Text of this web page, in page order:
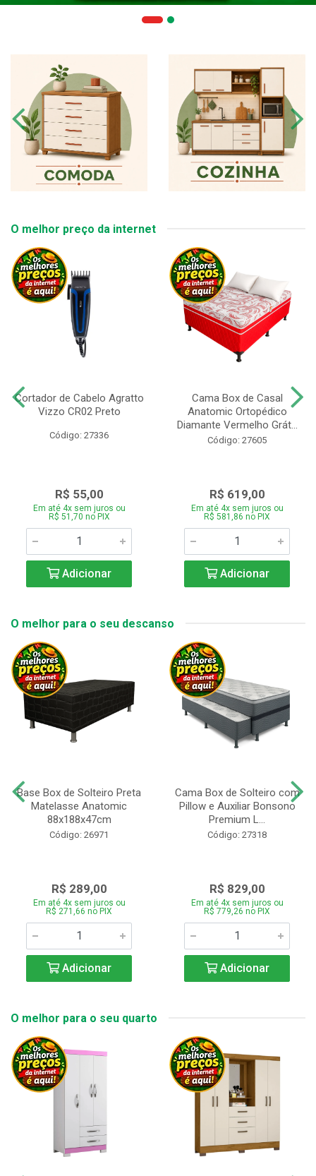
O melhor preço da internet
Cortador de Cabelo Agratto
Vizzo CR02 Preto
Código: 27336
R$ 55,00
Em até 4x sem juros ou
R$ 51,70 no PIX
Adicionar
Cama Box de Casal
Anatomic Ortopédico
Diamante Vermelho Grát...
Código: 27605
R$ 619,00
Em até 4x sem juros ou
R$ 581,86 no PIX
Adicionar
O melhor para o seu descanso
Base Box de Solteiro Preta
Matelasse Anatomic
88x188x47cm
Código: 26971
R$ 289,00
Em até 4x sem juros ou
R$ 271,66 no PIX
Adicionar
Cama Box de Solteiro com
Pillow e Auxiliar Bonsono
Premium L...
Código: 27318
R$ 829,00
Em até 4x sem juros ou
R$ 779,26 no PIX
Adicionar
O melhor para o seu quarto